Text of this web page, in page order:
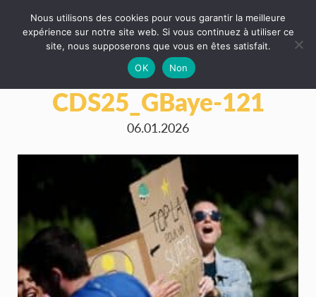
CDS25_GBaye-121
06.01.2026
Nous utilisons des cookies pour vous garantir la meilleure
expérience sur notre site web. Si vous continuez à utiliser ce
site, nous supposerons que vous en êtes satisfait.
OK
Non